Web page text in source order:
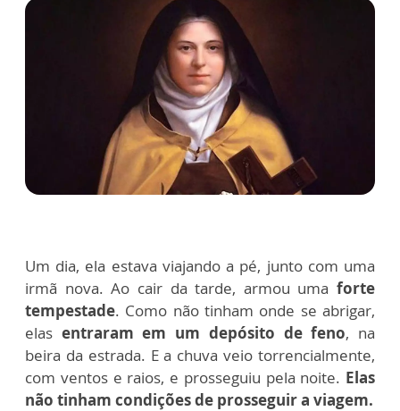
Um dia, ela estava viajando a pé, junto com uma
irmã nova. Ao cair da tarde, armou uma forte
tempestade. Como não tinham onde se abrigar,
elas entraram em um depósito de feno, na
beira da estrada. E a chuva veio torrencialmente,
com ventos e raios, e prosseguiu pela noite. Elas
não tinham condições de prosseguir a viagem.